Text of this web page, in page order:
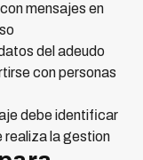
mensajes en
del adeudo
con personas
debe identificar
realiza la gestion